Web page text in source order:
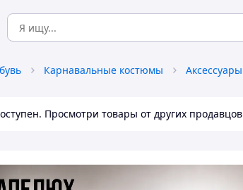
Карнавальные костюмы
Просмотри товары от других продавцов